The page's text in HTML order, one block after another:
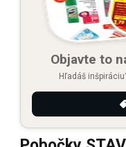
Objavte to
Hľadáš